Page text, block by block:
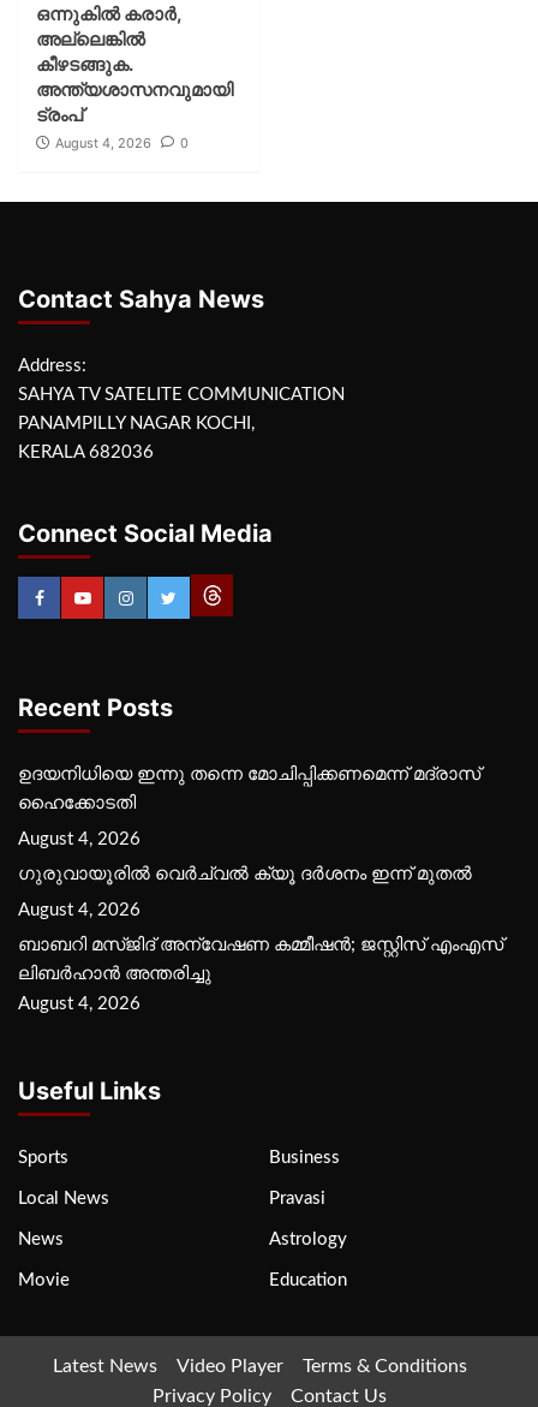
ഒന്നുകില്‍ കരാര്‍,
അല്ലെങ്കില്‍
കീഴടങ്ങുക.
അന്ത്യശാസനവുമായി
ട്രംപ്
August 4, 2026 0
Contact Sahya News
Address:
SAHYA TV SATELITE COMMUNICATION
PANAMPILLY NAGAR KOCHI,
KERALA 682036
Connect Social Media
Recent Posts
ഉദയനിധിയെ ഇന്നു തന്നെ മോചിപ്പിക്കണമെന്ന് മദ്രാസ്
ഹൈക്കോടതി
August 4, 2026
ഗുരുവായൂരില്‍ വെര്‍ച്വല്‍ ക്യൂ ദര്‍ശനം ഇന്ന് മുതല്‍
August 4, 2026
ബാബറി മസ്ജിദ് അന്വേഷണ കമ്മീഷന്‍; ജസ്റ്റിസ് എംഎസ്
ലിബര്‍ഹാന്‍ അന്തരിച്ചു
August 4, 2026
Useful Links
Sports Business
Local News Pravasi
News Astrology
Movie Education
Latest News Video Player
Terms & Conditions
Privacy Policy
Contact Us